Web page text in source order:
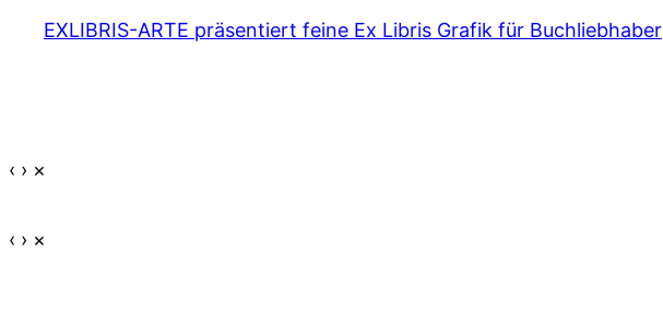
EXLIBRIS-ARTE präsentiert feine Ex Libris Grafik für Buchliebhaber
‹ › ×
‹ › ×